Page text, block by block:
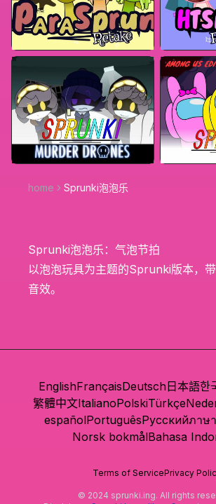
home Sprunki泡泡乐
Sprunki泡泡乐：气泡节拍
以泡泡玩具为主题的Sprunki版本，
音效。
EnglishFrançaisDeutsch日本語한
繁體中文ItalianoPolskiTürkçe
españolPortuguêsРусскийภาษ
Norsk bokmålBahasa
Terms of ServicePrivacy
© 2024 sprunki.ing. All rights